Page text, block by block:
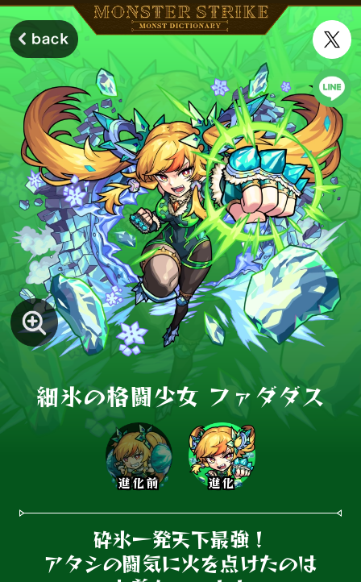
細氷の格闘少女 ファダダス
進化前 進化
砕氷一発天下最強！
アタシの闘気に火を点けたのは